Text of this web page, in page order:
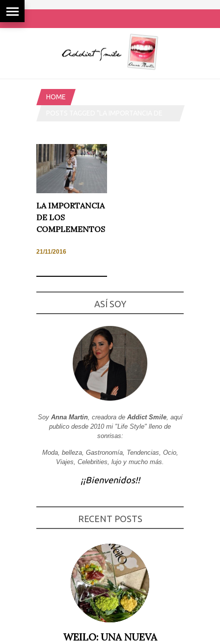
HOME
LA IMPORTANCIA
DE LOS
COMPLEMENTOS
21/11/2016
ASÍ SOY
Soy Anna Martin, creadora de Addict Smile, aquí
publico desde 2010 mi "Life Style" lleno de
sonrisas:
Moda, belleza, Gastronomía, Tendencias, Ocio,
Viajes, Celebrities, lujo y mucho más.
¡¡Bienvenidos!!
RECENT POSTS
WEILO: UNA NUEVA
se usa la
Experiencia